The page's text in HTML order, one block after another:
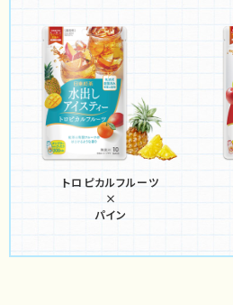
トロピカルフルーツ
×
パイン